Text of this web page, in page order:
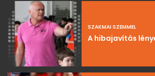
SZAKMAI SZEMMEL
A hibajavítás